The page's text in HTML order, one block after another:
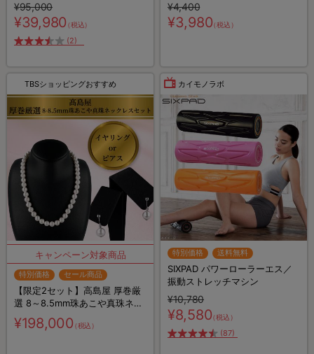
¥95,000
¥39,980（税込）
(2)
¥4,400
¥3,980（税込）
TBSショッピングおすすめ
特別価格 セール商品
【限定2セット】高島屋 厚巻厳
選 8～8.5mm珠あこや真珠ネッ
クレスセット／8mmあこや真珠
イヤリングorピアス
¥198,000（税込）
カイモノラボ
特別価格 送料無料
SIXPAD パワーローラーエス／
振動ストレッチマシン
¥10,780
¥8,580（税込）
(87)